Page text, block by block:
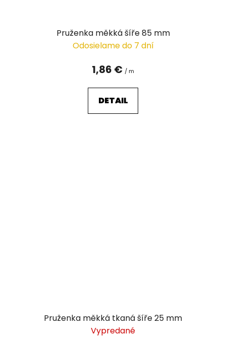
Pruženka měkká šíře 85 mm
Odosielame do 7 dní
1,86 € / m
DETAIL
Pruženka měkká tkaná šíře 25 mm
Vypredané